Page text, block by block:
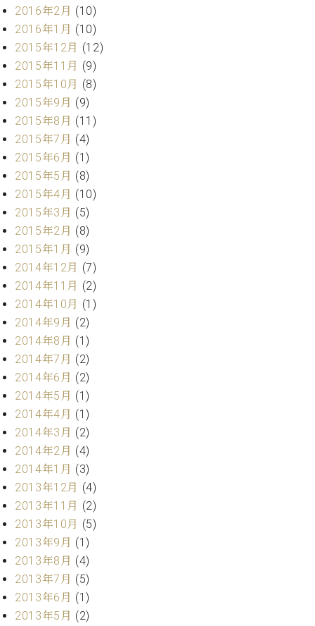
マ
ー
サ
ー
ビ
(
調
律
)
ア
フ
タ
ー
サ
ー
ス
(調
律)
調
律
紹
介
調
律
料
金
お
問
い
合
わ
尾山調律師のブ
ログ Die
Musikgasse（音
楽の小道）
2016年2月 (10)
2016年1月 (10)
2015年12月 (12)
2015年11月 (9)
2015年10月 (8)
2015年9月 (9)
2015年8月 (11)
2015年7月 (4)
2015年6月 (1)
2015年5月 (8)
2015年4月 (10)
2015年3月 (5)
2015年2月 (8)
2015年1月 (9)
2014年12月 (7)
2014年11月 (2)
2014年10月 (1)
2014年9月 (2)
2014年8月 (1)
2014年7月 (2)
2014年6月 (2)
2014年5月 (1)
2014年4月 (1)
2014年3月 (2)
2014年2月 (4)
2014年1月 (3)
2013年12月 (4)
2013年11月 (2)
2013年10月 (5)
2013年9月 (1)
2013年8月 (4)
2013年7月 (5)
2013年6月 (1)
2013年5月 (2)